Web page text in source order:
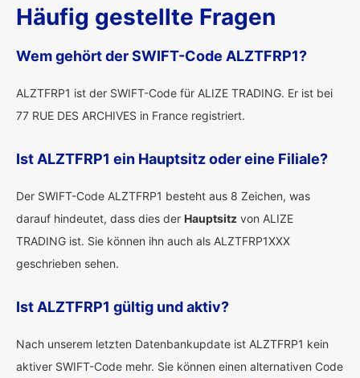
Häufig gestellte Fragen
Wem gehört der SWIFT-Code ALZTFRP1?
ALZTFRP1 ist der SWIFT-Code für ALIZE TRADING. Er ist bei
77 RUE DES ARCHIVES in France registriert.
Ist ALZTFRP1 ein Hauptsitz oder eine Filiale?
Der SWIFT-Code ALZTFRP1 besteht aus 8 Zeichen, was
darauf hindeutet, dass dies der Hauptsitz von ALIZE
TRADING ist. Sie können ihn auch als ALZTFRP1XXX
geschrieben sehen.
Ist ALZTFRP1 gültig und aktiv?
Nach unserem letzten Datenbankupdate ist ALZTFRP1 kein
aktiver SWIFT-Code mehr. Sie können einen alternativen Code